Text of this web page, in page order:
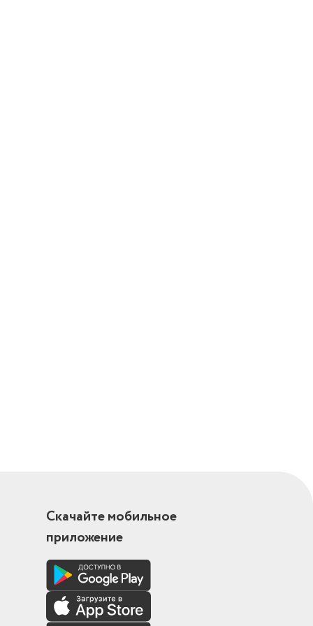
Скачайте мобильное
приложение